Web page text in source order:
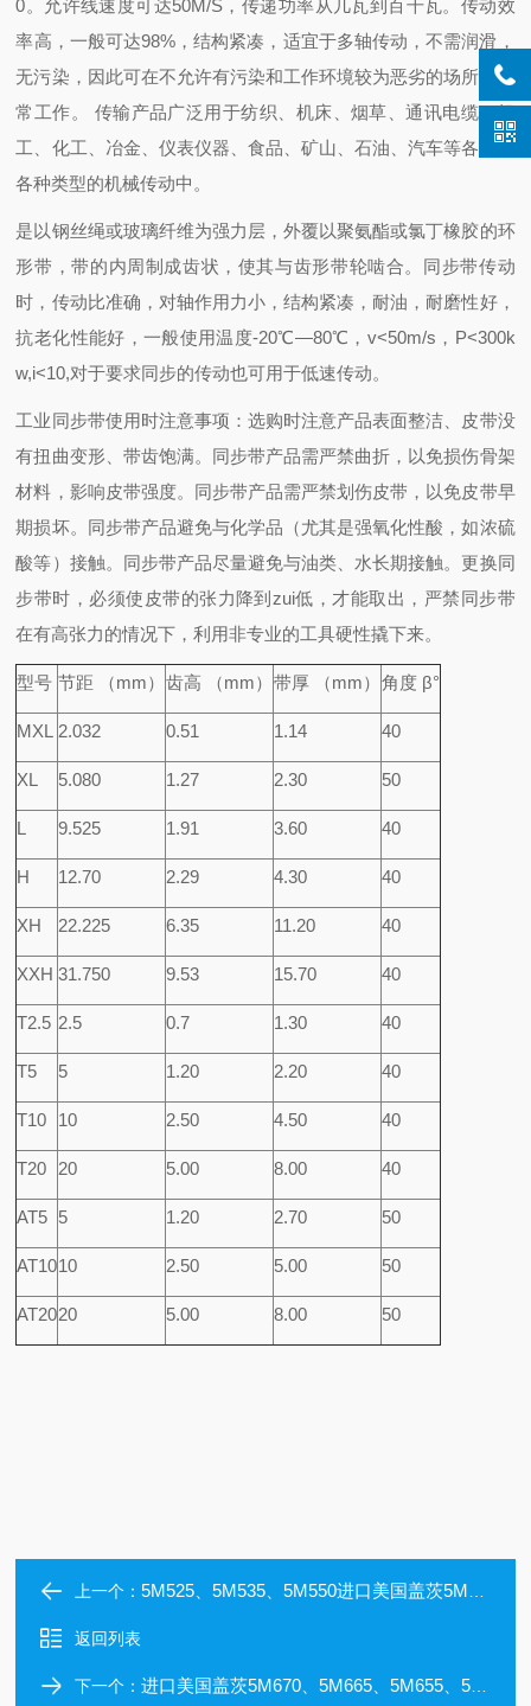
0。允许线速度可达50M/S，传递功率从几瓦到百千瓦。传动效
率高，一般可达98%，结构紧凑，适宜于多轴传动，不需润滑，
无污染，因此可在不允许有污染和工作环境较为恶劣的场所下正
常工作。 传输产品广泛用于纺织、机床、烟草、通讯电缆、轻
工、化工、冶金、仪表仪器、食品、矿山、石油、汽车等各行业
各种类型的机械传动中。
是以钢丝绳或玻璃纤维为强力层，外覆以聚氨酯或氯丁橡胶的环
形带，带的内周制成齿状，使其与齿形带轮啮合。同步带传动
时，传动比准确，对轴作用力小，结构紧凑，耐油，耐磨性好，
抗老化性能好，一般使用温度-20℃―80℃，v<50m/s，P<300k
w,i<10,对于要求同步的传动也可用于低速传动。
工业同步带使用时注意事项： 选购时注意产品表面整洁、皮带没
有扭曲变形、带齿饱满。 同步带产品需严禁曲折，以免损伤骨架
材料，影响皮带强度。 同步带产品需严禁划伤皮带，以免皮带早
期损坏。 同步带产品避免与化学品（尤其是强氧化性酸，如浓硫
酸等）接触。 同步带产品尽量避免与油类、水长期接触。 更换同
步带时，必须使皮带的张力降到zui低，才能取出，严禁同步带
在有高张力的情况下，利用非专业的工具硬性撬下来。
型号 节距 （mm） 齿高 （mm） 带厚 （mm） 角度 β°
MXL 2.032 0.51 1.14 40
XL 5.080 1.27 2.30 50
L 9.525 1.91 3.60 40
H 12.70 2.29 4.30 40
XH 22.225 6.35 11.20 40
XXH 31.750 9.53 15.70 40
T2.5 2.5 0.7 1.30 40
T5 5 1.20 2.20 40
T10 10 2.50 4.50 40
T20 20 5.00 8.00 40
AT5 5 1.20 2.70 50
AT1010 2.50 5.00 50
AT2020 5.00 8.00 50
上一个：5M525、5M535、5M550进口美国盖茨5M565、5M575、5M580、5M590、5M600、5M610、5M615圆弧齿橡胶同步带
返回列表
下一个：进口美国盖茨5M670、5M665、5M655、5M645、5M640、5M635、5M625圆弧齿橡胶同步带